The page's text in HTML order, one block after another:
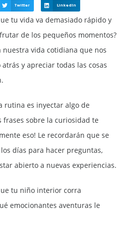
Twitter LinkedIn
tu vida va demasiado rápido y
de los pequeños momentos?
nuestra vida cotidiana que nos
y apreciar todas las cosas
rutina es inyectar algo de
frases sobre la curiosidad te
eso! Le recordarán que se
días para hacer preguntas,
abierto a nuevas experiencias.
tu niño interior corra
emocionantes aventuras le